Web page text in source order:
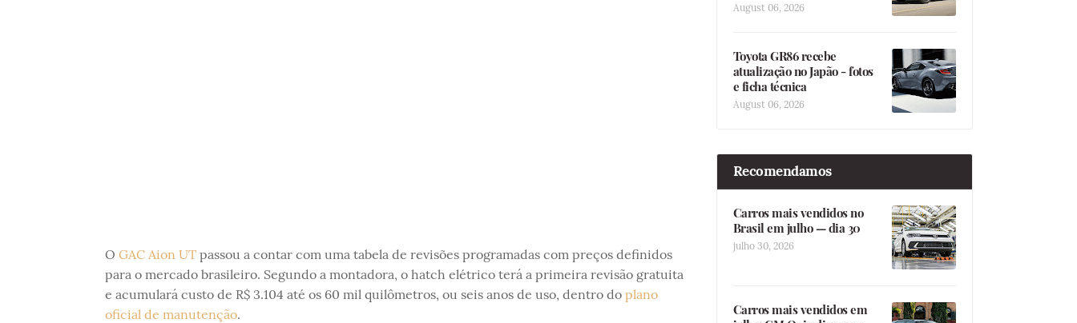
O GAC Aion UTpassou a contar com uma tabela de revisões programadas com preços definidos
para o mercado brasileiro. Segundo a montadora, o hatch elétrico terá a primeira revisão gratuita
e acumulará custo de R$ 3.104 até os 60 mil quilômetros, ou seis anos de uso, dentro do plano
oficial de manutenção.
August 06, 2026
Toyota GR86 recebe
atualização no Japão - fotos
e ficha técnica
August 06, 2026
Recomendamos
Carros mais vendidos no
Brasil em julho — dia 30
julho 30, 2026
Carros mais vendidos em